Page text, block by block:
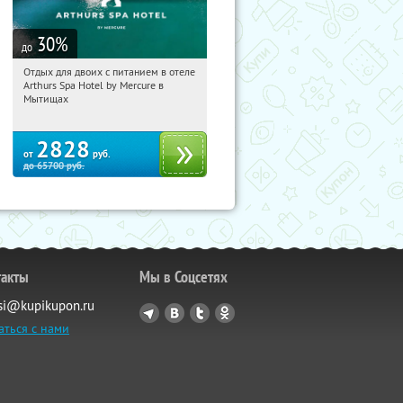
до 30%
11:51:30
Купи первым!
Московская обл., г. Мытищи, д.
Отдых для двоих с питанием в отеле
Arthurs Spa Hotel by Mercure в
Мытищах
от 2828 руб.
до65700руб.
с нами
Мы в Соцсетях